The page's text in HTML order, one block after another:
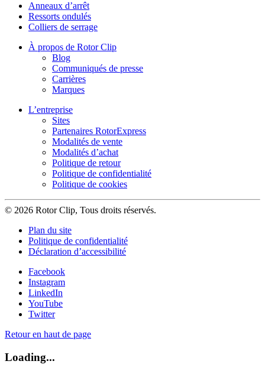
Anneaux d’arrêt
Ressorts ondulés
Colliers de serrage
À propos de Rotor Clip
Blog
Communiqués de presse
Carrières
Marques
L’entreprise
Sites
Partenaires RotorExpress
Modalités de vente
Modalités d’achat
Politique de retour
Politique de confidentialité
Politique de cookies
© 2026 Rotor Clip, Tous droits réservés.
Plan du site
Politique de confidentialité
Déclaration d’accessibilité
Facebook
Instagram
LinkedIn
YouTube
Twitter
Retour en haut de page
Loading...